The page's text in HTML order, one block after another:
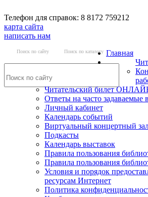
Телефон для справок: 8 8172 759212
карта сайта
написать нам
Поиск по сайту Поиск по каталогу Главная
Читательский билет
Ответы на часто задаваемые
Личный кабинет
Календарь событий
Виртуальный концертный
Подкасты
Календарь выставок
Правила пользования
Правила пользования
Условия и порядок
ресурсам Интернет
Политика